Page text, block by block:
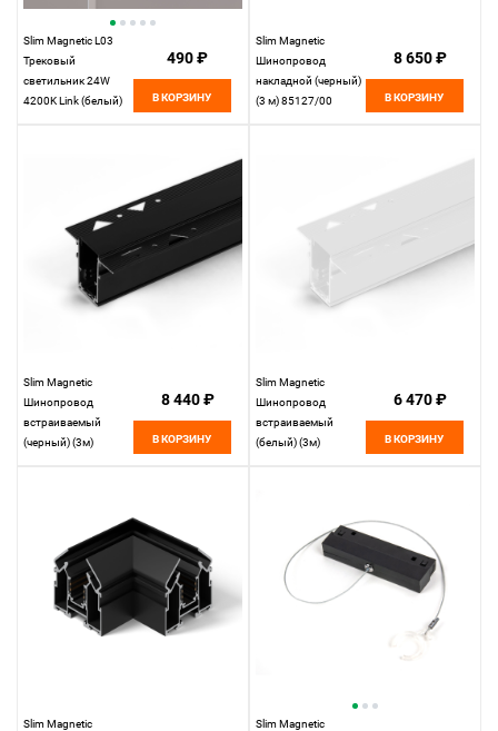
Slim Magnetic L03
Трековый
светильник 24W
4200K Link (белый)
490 ₽
В КОРЗИНУ
Slim Magnetic
Шинопровод
накладной (черный)
(3 м) 85127/00
8 650 ₽
В КОРЗИНУ
Slim Magnetic
Шинопровод
встраиваемый
(черный) (3м)
8 440 ₽
В КОРЗИНУ
Slim Magnetic
Шинопровод
встраиваемый
(белый) (3м)
6 470 ₽
В КОРЗИНУ
Slim Magnetic
Slim Magnetic